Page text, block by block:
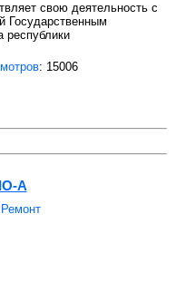
свою деятельность с
Государственным
республики
: 15006
A